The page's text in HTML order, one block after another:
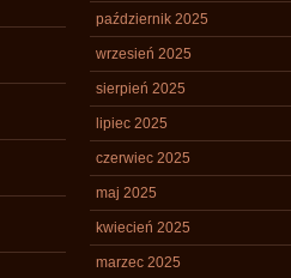
październik 2025
wrzesień 2025
sierpień 2025
lipiec 2025
czerwiec 2025
maj 2025
kwiecień 2025
marzec 2025